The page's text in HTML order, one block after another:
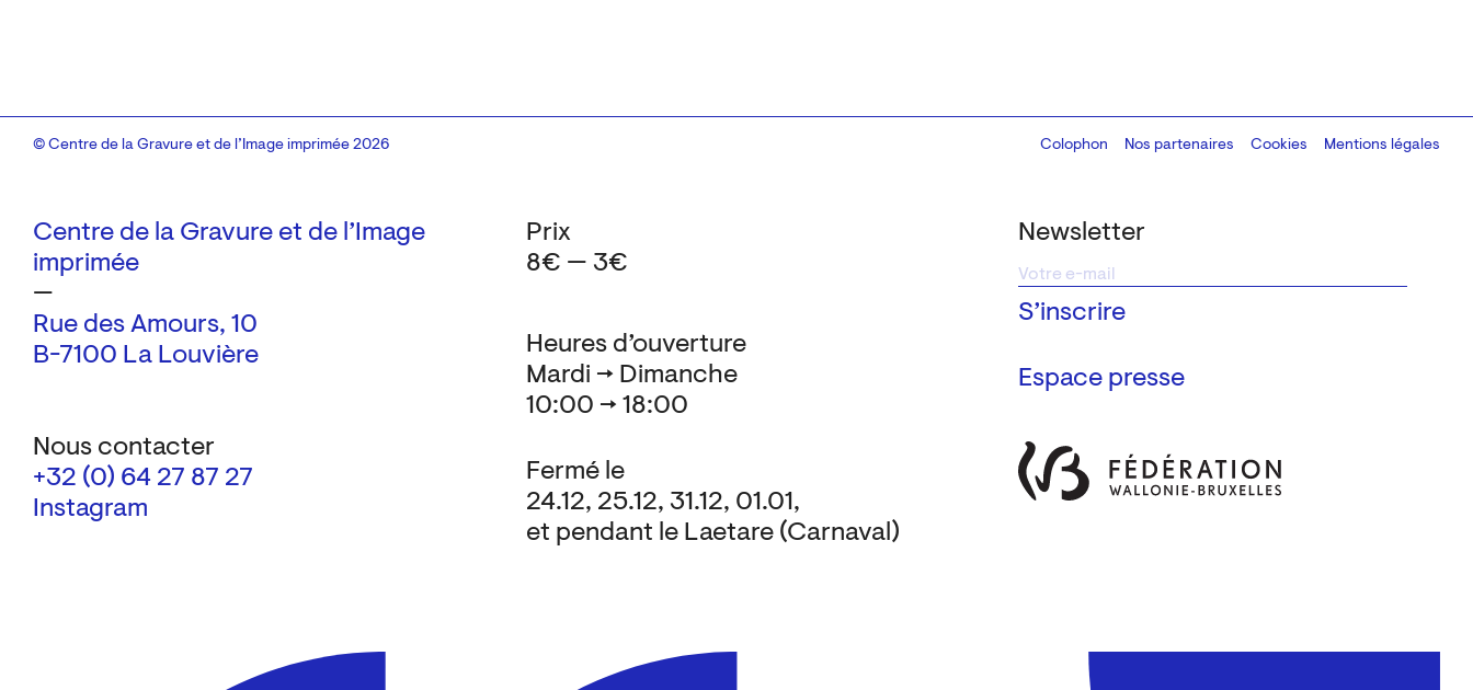
Centre de la Gravure et de l’Image
imprimée
—
Rue des Amours, 10
B-7100 La Louvière
Nous contacter
+32 (0) 64 27 87 27
Instagram
Newsletter
Espace presse
Heures d’ouverture
Mardi → Dimanche
10:00 → 18:00
Fermé le
24.12, 25.12, 31.12, 01.01,
et pendant le Laetare (Carnaval)
Prix
8€ — 3€
© Centre de la Gravure et de l’Image imprimée 2026 Colophon
Design:Marcel Kaczmarek, code:8080.studio
Nos partenaires Cookies Mentions légales